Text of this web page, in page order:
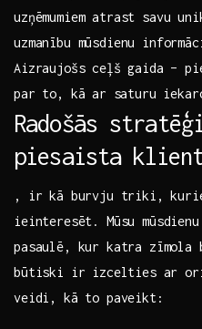
uzņēmumiem atrast savu
uzmanību mūsdienu
Aizraujošs ceļš gaida ​–
par to, kā ​ar⁣ saturu
Radošās
piesaista
, ir​ kā ​burvju triki,
ieinteresēt. Mūsu
pasaulē, kur katra zīmola
būtiski ‍ir izcelties ar
​veidi, kā to paveikt: